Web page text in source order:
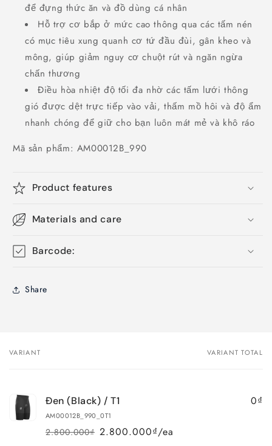
để đựng thức ăn và đồ dùng cá nhân
Hỗ trợ cơ bắp ở mức cao thông qua các tấm nén
có mục tiêu xung quanh cơ tứ đầu đùi, gân kheo và
mông, giúp giảm nguy cơ chuột rút và ngăn ngừa
chấn thương
Điều hòa nhiệt độ tối đa nhờ các tấm lưới thông
gió được dệt trực tiếp vào vải, thấm mồ hôi và độ ẩm
nhanh chóng để giữ cho bạn luôn mát mẻ và khô ráo
Mã sản phẩm: AM00012B_990
Product features
Materials and care
Barcode:
Share
Your
VARIANT VARIANT TOTAL
Đen (Black) / T1
AM00012B_990_0T1
Regular
2.800.000₫
Sale
2.800.000₫/ea
0₫